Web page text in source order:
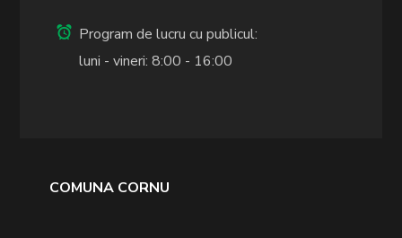
Program de lucru cu publicul:
luni - vineri: 8:00 - 16:00
COMUNA CORNU